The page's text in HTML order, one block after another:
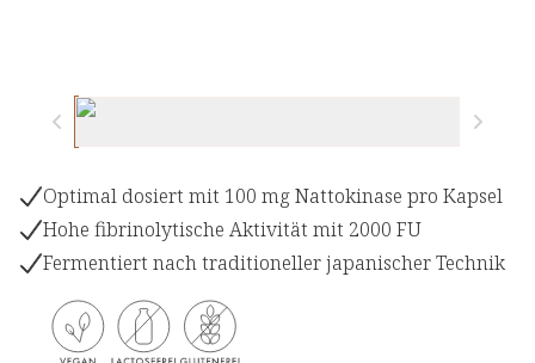
Optimal dosiert mit 100 mg Nattokinase pro Kapsel
Hohe fibrinolytische Aktivität mit 2000 FU
Fermentiert nach traditioneller japanischer Technik